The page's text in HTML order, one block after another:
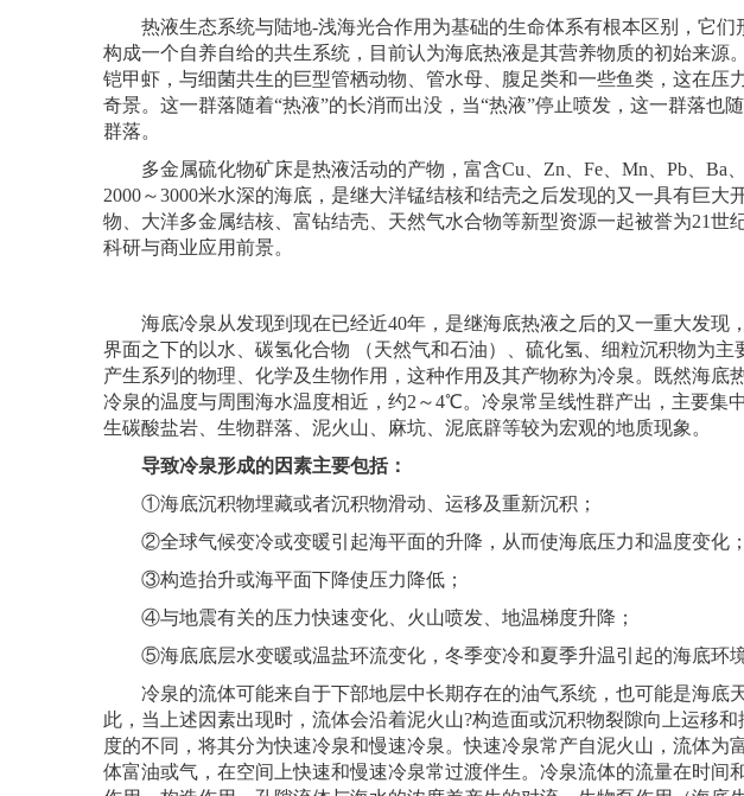
热液生态系统与陆地-浅海光合作用为基础的生命体系有根本区别，它们
构成一个自养自给的共生系统，目前认为海底热液是其营养物质的初始来源
铠甲虾，与细菌共生的巨型管栖动物、管水母、腹足类和一些鱼类，这在压
奇景。这一群落随着“热液”的长消而出没，当“热液”停止喷发，这一群落也
群落。
多金属硫化物矿床是热液活动的产物，富含Cu、Zn、Fe、Mn、Pb、Ba
2000～3000米水深的海底，是继大洋锰结核和结壳之后发现的又一具有巨
物、大洋多金属结核、富钻结壳、天然气水合物等新型资源一起被誉为21世
科研与商业应用前景。
海底冷泉从发现到现在已经近40年，是继海底热液之后的又一重大发现
界面之下的以水、碳氢化合物 （天然气和石油）、硫化氢、细粒沉积物为
产生系列的物理、化学及生物作用，这种作用及其产物称为冷泉。既然海底
冷泉的温度与周围海水温度相近，约2～4℃。冷泉常呈线性群产出，主要集
生碳酸盐岩、生物群落、泥火山、麻坑、泥底辟等较为宏观的地质现象。
导致冷泉形成的因素主要包括：
①海底沉积物埋藏或者沉积物滑动、运移及重新沉积；
②全球气候变冷或变暖引起海平面的升降，从而使海底压力和温度变化；
③构造抬升或海平面下降使压力降低；
④与地震有关的压力快速变化、火山喷发、地温梯度升降；
⑤海底底层水变暖或温盐环流变化，冬季变冷和夏季升温引起的海底环
冷泉的流体可能来自于下部地层中长期存在的油气系统，也可能是海底
此，当上述因素出现时，流体会沿着泥火山?构造面或沉积物裂隙向上运移
度的不同，将其分为快速冷泉和慢速冷泉。快速冷泉常产自泥火山，流体为
体富油或气，在空间上快速和慢速冷泉常过渡伴生。冷泉流体的流量在时间